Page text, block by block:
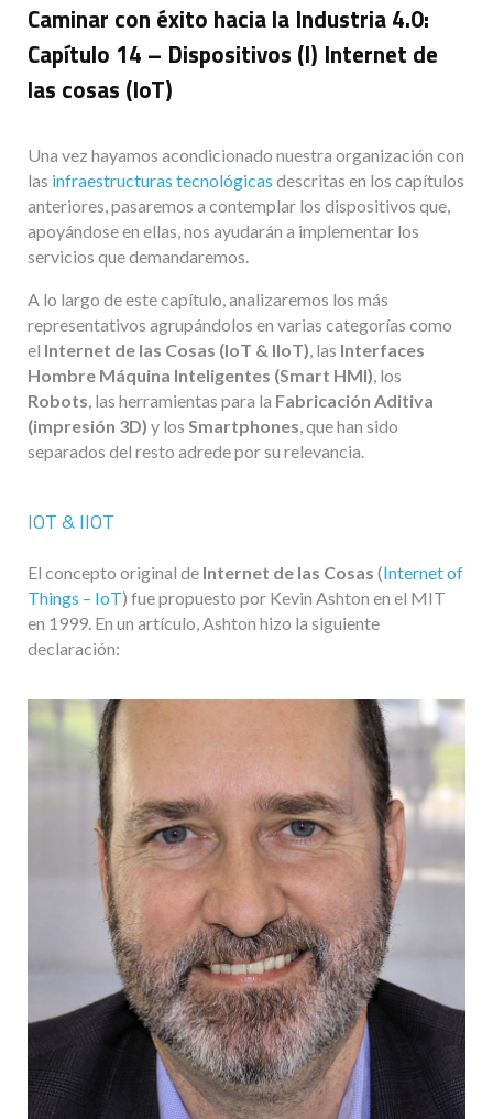
Caminar con éxito hacia la Industria 4.0:
Capítulo 14 – Dispositivos (I) Internet de
las cosas (IoT)
Una vez hayamos acondicionado nuestra organización con
las infraestructuras tecnológicas descritas en los capítulos
anteriores, pasaremos a contemplar los dispositivos que,
apoyándose en ellas, nos ayudarán a implementar los
servicios que demandaremos.
A lo largo de este capítulo, analizaremos los más
representativos agrupándolos en varias categorías como
el Internet de las Cosas (IoT & IIoT), las Interfaces
Hombre Máquina Inteligentes (Smart HMI), los
Robots, las herramientas para la Fabricación Aditiva
(impresión 3D) y los Smartphones, que han sido
separados del resto adrede por su relevancia.
IOT & IIOT
El concepto original de Internet de las Cosas (Internet of
Things – IoT) fue propuesto por Kevin Ashton en el MIT
en 1999. En un artículo, Ashton hizo la siguiente
declaración: